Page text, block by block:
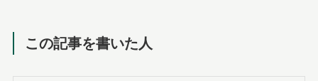
この記事を書いた人